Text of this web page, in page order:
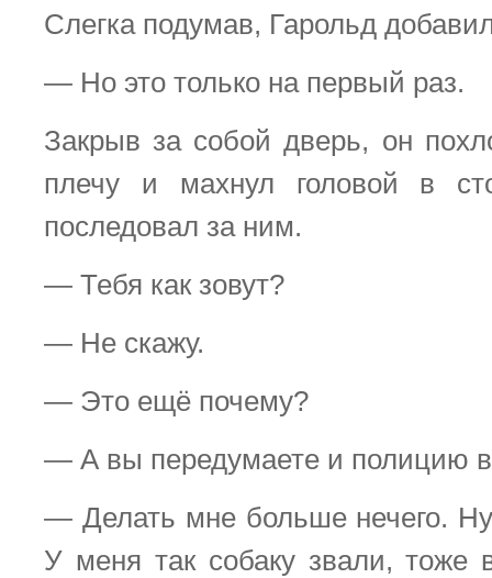
Слегка подумав, Гарольд
— Но это только на первый раз.
Закрыв за собой дверь, он
плечу и махнул головой в
последовал за ним.
— Тебя как зовут?
— Не скажу.
— Это ещё почему?
— А вы передумаете и полицию
— Делать мне больше нечего.
У меня так собаку звали, тоже